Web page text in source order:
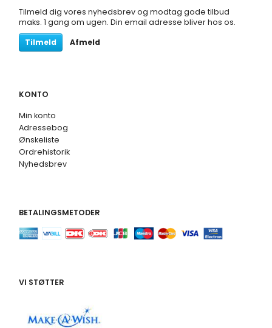
Tilmeld dig vores nyhedsbrev og modtag gode tilbud
maks. 1 gang om ugen. Din email adresse bliver hos os.
Tilmeld
Afmeld
KONTO
Min konto
Adressebog
Ønskeliste
Ordrehistorik
Nyhedsbrev
BETALINGSMETODER
VI STØTTER